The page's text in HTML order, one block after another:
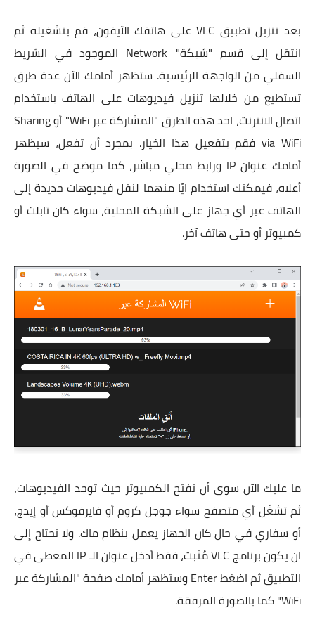
بعد تنزيل تطبيق VLC على هاتفك الآيفون، قم بتشغيله ثم
انتقل إلى قسم "شبكة" Network الموجود في الشريط
السفلي من الواجهة الرئيسية. ستظهر أمامك الآن عدة طرق
تستطيع من خلالها تنزيل فيديوهات على الهاتف باستخدام
اتصال الانترنت، احد هذه الطرق "المشاركة عبر WiFi" أو Sharing
via WiFi فقم بتفعيل هذا الخيار. بمجرد أن تفعل، سيظهر
أمامك عنوان IP ورابط محلي مباشر، كما موضح في الصورة
أعلاه، فيمكنك استخدام ايًا منهما لنقل فيديوهات جديدة إلى
الهاتف عبر أي جهاز على الشبكة المحلية، سواء كان تابلت أو
كمبيوتر أو حتى هاتف آخر.
ما عليك الآن سوى أن تفتح الكمبيوتر حيث توجد الفيديوهات،
ثم تشغّل أي متصفح سواء جوجل كروم أو فايرفوكس أو إيدج،
أو سفاري في حال كان الجهاز يعمل بنظام ماك. ولا تحتاج إلى
ان يكون برنامج VLC مُثبت، فقط أدخل عنوان الـ IP المعطى في
التطبيق ثم اضغط Enter وستظهر أمامك صفحة "المشاركة عبر
WiFi" كما بالصورة المرفقة.